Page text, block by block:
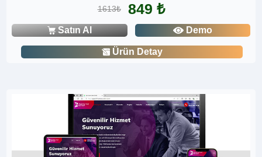
1613₺ 849 ₺
Satın Al Demo
Ürün Detay